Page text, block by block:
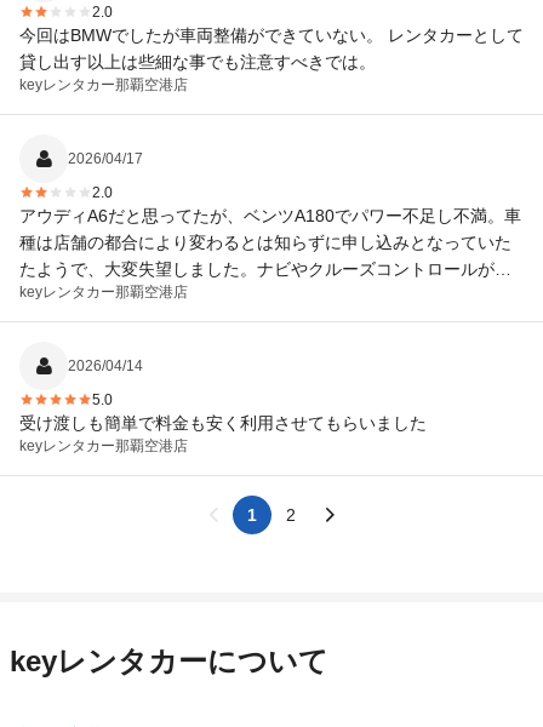
2.0
今回はBMWでしたが車両整備ができていない。 レンタカーとして
貸し出す以上は些細な事でも注意すべきでは。
keyレンタカー那覇空港店
2026/04/17
2.0
アウディA6だと思ってたが、ベンツA180でパワー不足し不満。車
種は店舗の都合により変わるとは知らずに申し込みとなっていた
たようで、大変失望しました。ナビやクルーズコントロールが使
えなかった。マニュアルが欲しい。
keyレンタカー那覇空港店
2026/04/14
5.0
受け渡しも簡単で料金も安く利用させてもらいました
keyレンタカー那覇空港店
1 2
keyレンタカーについて